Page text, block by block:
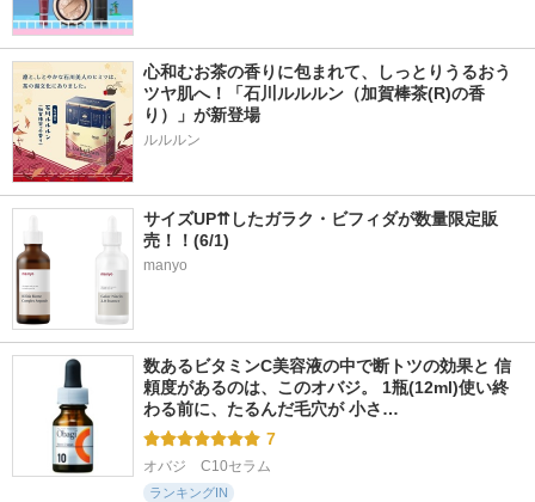
心和むお茶の香りに包まれて、しっとりうるおう
ツヤ肌へ！「石川ルルルン（加賀棒茶(R)の香
り）」が新登場
サイズUP⇈したガラク・ビフィダが数量限定販
売！！(6/1)
manyo
数あるビタミンC美容液の中で断トツの効果と 信
頼度があるのは、このオバジ。 1瓶(12ml)使い終
わる前に、たるんだ毛穴が 小さ…
7
オバジ　C10セラム
ランキングIN